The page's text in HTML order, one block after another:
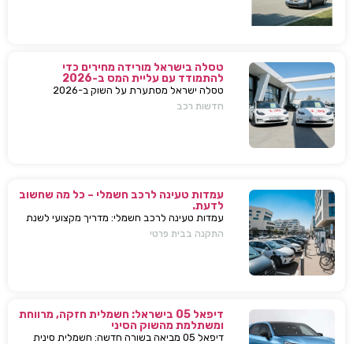
טסלה בישראל מורידה מחירים כדי
להתמודד עם עליית המס ב-2026
טסלה ישראל מסתערת על השוק ב-2026
ומבצעת הפחתות מחירים של עשרות אלפי שקלים
חדשות רכב
עמדות טעינה לרכב חשמלי – כל מה שחשוב
לדעת.
עמדות טעינה לרכב חשמלי: מדריך מקצועי לשנת
2025. בחירת עמדת טעינה, התקנה בבית או
התקנה בבית פרטי
דיפאל 05 בישראל: חשמלית חזקה, מרווחת
ומשתלמת מהשוק הסיני
דיפאל 05 מביאה בשורה חדשה: חשמלית סינית